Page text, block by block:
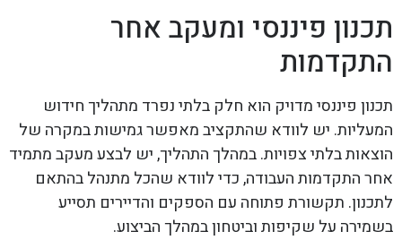
תכנון פיננסי ומעקב אחר
התקדמות
תכנון פיננסי מדויק הוא חלק בלתי נפרד מתהליך חידוש
המעליות. יש לוודא שהתקציב מאפשר גמישות במקרה של
הוצאות בלתי צפויות. במהלך התהליך, יש לבצע מעקב מתמיד
אחר התקדמות העבודה, כדי לוודא שהכל מתנהל בהתאם
לתכנון. תקשורת פתוחה עם הספקים והדיירים תסייע
בשמירה על שקיפות וביטחון במהלך הביצוע.